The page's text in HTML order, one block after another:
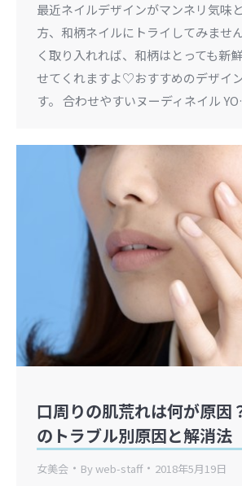
最近ネイルデザインがマンネリ気味
方、和柄ネイルにトライしてみませ
く取り入れれば、和柄はとっても新
せてくれますよ♡おすすめのデザイ
す。 合わせやすいヌーディネイル
口周りの肌荒れは何が原
のトラブル別原因と解消法
女美会 Byweb-staff 2018年5月19日